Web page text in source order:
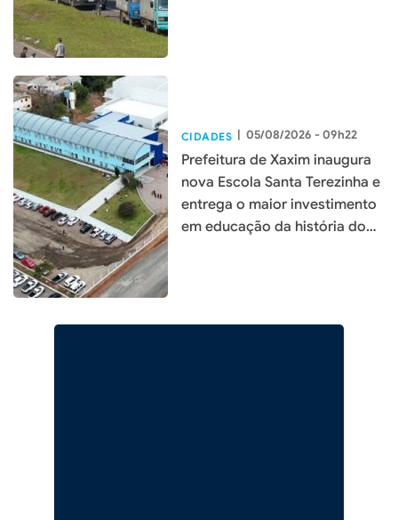
CIDADES | 05/08/2026 - 09h22
Prefeitura de Xaxim inaugura
nova Escola Santa Terezinha e
entrega o maior investimento
em educação da história do